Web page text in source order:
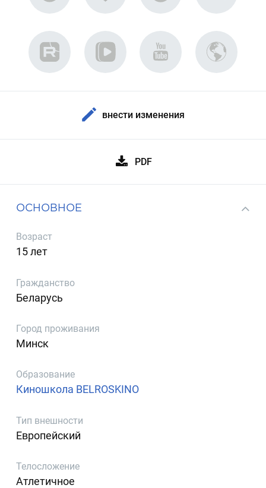
внести изменения
PDF
ОСНОВНОЕ
Возраст
15 лет
Гражданство
Беларусь
Город проживания
Минск
Образование
Киношкола BELROSKINO
Тип внешности
Европейский
Телосложение
Атлетичное